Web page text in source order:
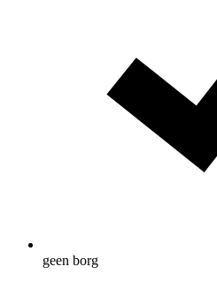
geen borg